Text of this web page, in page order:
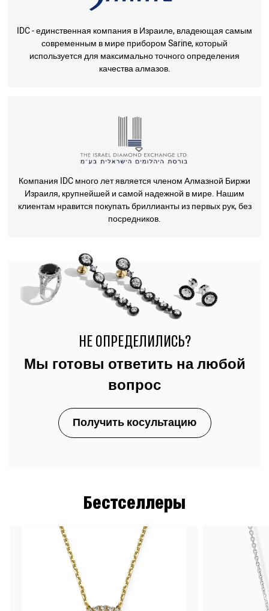
IDC - единственная компания в Израиле, владеющая самым
современным в мире прибором Sarine, который
используется для максимально точного определения
качества алмазов.
Компания IDC много лет является членом Алмазной Биржи
Израиля, крупнейшей и самой надежной в мире. Нашим
клиентам нравится покупать бриллианты из первых рук, без
посредников.
Бестселлеры
НЕ ОПРЕДЕЛИЛИСЬ?
Мы готовы ответить на любой
вопрос
Получить косультацию